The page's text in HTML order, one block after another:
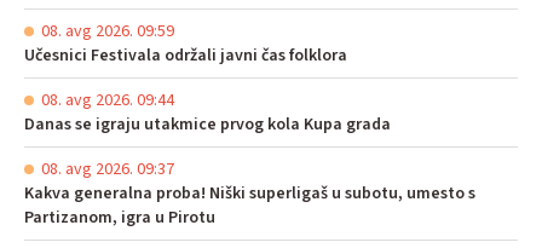
08. avg 2026. 09:59
Učesnici Festivala održali javni čas folklora
08. avg 2026. 09:44
Danas se igraju utakmice prvog kola Kupa grada
08. avg 2026. 09:37
Kakva generalna proba! Niški superligaš u subotu, umesto s
Partizanom, igra u Pirotu